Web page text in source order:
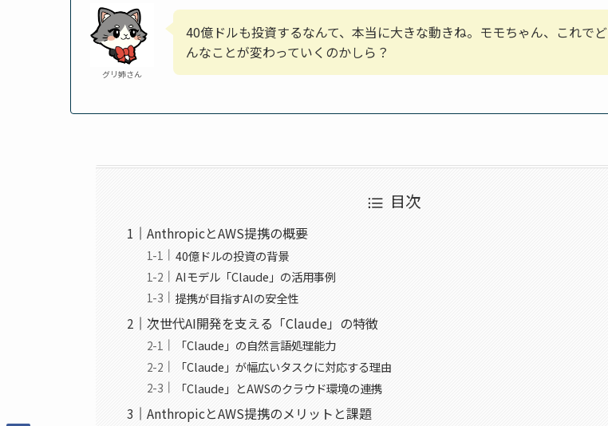
グリ姉さん
40億ドルも投資するなんて、本当に大きな動きね。モモちゃん、これでど
んなことが変わっていくのかしら？
目次
AnthropicとAWS提携の概要
40億ドルの投資の背景
AIモデル「Claude」の活用事例
提携が目指すAIの安全性
次世代AI開発を支える「Claude」の特徴
「Claude」の自然言語処理能力
「Claude」が幅広いタスクに対応する理由
「Claude」とAWSのクラウド環境の連携
AnthropicとAWS提携のメリットと課題